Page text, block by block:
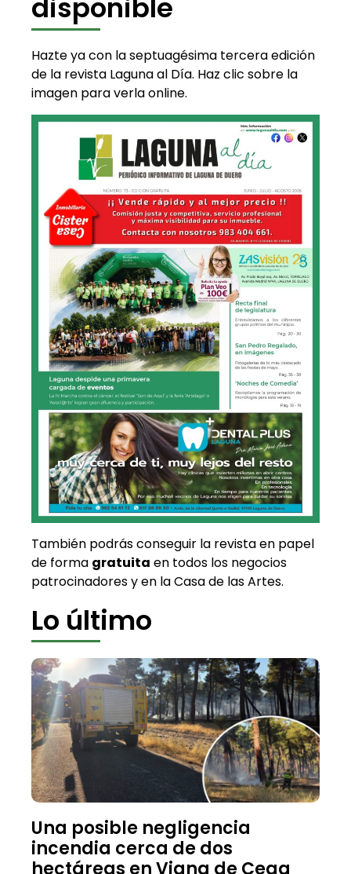
Hazte ya con la septuagésima tercera edición
de la revista Laguna al Día. Haz clic sobre la
imagen para verla online.
También podrás conseguir la revista en papel
de forma gratuita en todos los negocios
patrocinadores y en la Casa de las Artes.
Lo último
Una posible negligencia
incendia cerca de dos
hectáreas en Viana de Cega